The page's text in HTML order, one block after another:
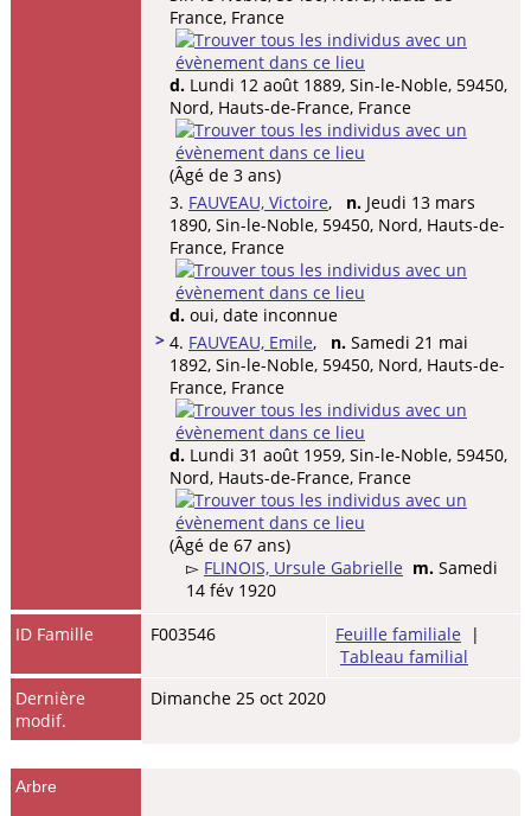
France, France
d. Lundi 12 août 1889, Sin-le-Noble, 59450,
Nord, Hauts-de-France, France
(Âgé de 3 ans)
3. FAUVEAU, Victoire, n. Jeudi 13 mars
1890, Sin-le-Noble, 59450, Nord, Hauts-de-
France, France
d. oui, date inconnue
> 4. FAUVEAU, Emile, n. Samedi 21 mai
1892, Sin-le-Noble, 59450, Nord, Hauts-de-
France, France
d. Lundi 31 août 1959, Sin-le-Noble, 59450,
Nord, Hauts-de-France, France
(Âgé de 67 ans)
▻ FLINOIS, Ursule Gabrielle m. Samedi
14 fév 1920
ID Famille
F003546 Feuille familiale |
Tableau familial
Dernière
modif.
Dimanche 25 oct 2020
Arbre